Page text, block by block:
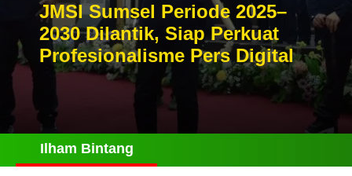
JMSI Sumsel Periode 2025–
2030 Dilantik, Siap Perkuat
Profesionalisme Pers Digital
Ilham Bintang